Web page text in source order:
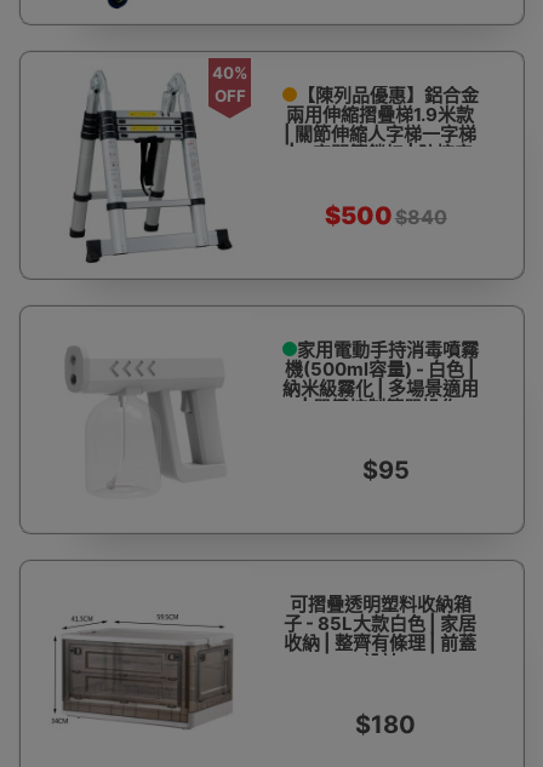
40%
OFF
【陳列品優惠】鋁合金
兩用伸縮摺疊梯1.9米款
| 關節伸縮人字梯一字梯
| A字關節鎖扣 | 防摔安
$500$840
家用電動手持消毒噴霧
機(500ml容量) - 白色 |
納米級霧化 | 多場景適用
| 單鍵控制簡單操作
$95
可摺疊透明塑料收納箱
子 - 85L大款白色 | 家居
收納 | 整齊有條理 | 前蓋
設計
$180